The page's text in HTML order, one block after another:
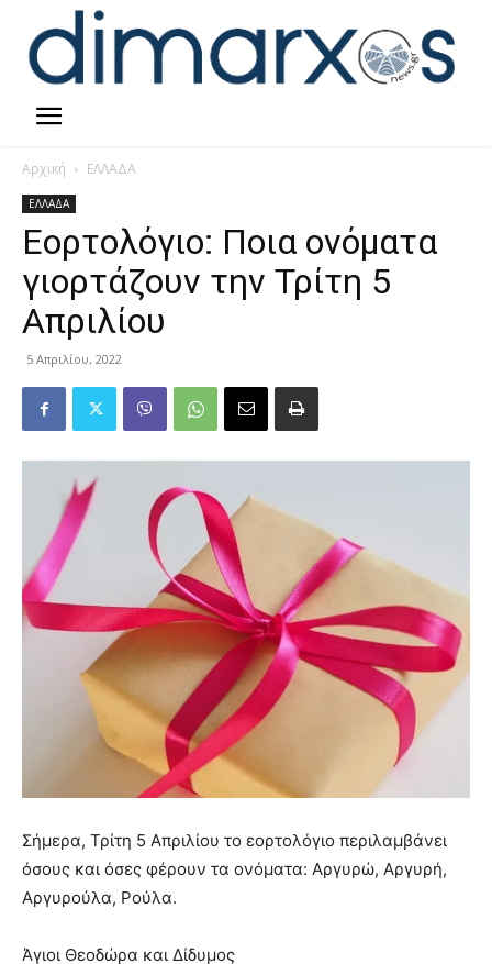
Αρχική ΕΛΛΑΔΑ
ΕΛΛΑΔΑ
Εορτολόγιο: Ποια ονόματα
γιορτάζουν την Τρίτη 5
Απριλίου
5 Απριλίου, 2022
Σήμερα, Τρίτη 5 Απριλίου το εορτολόγιο περιλαμβάνει
όσους και όσες φέρουν τα ονόματα: Αργυρώ, Αργυρή,
Αργυρούλα, Ρούλα.
Άγιοι Θεοδώρα και Δίδυμος